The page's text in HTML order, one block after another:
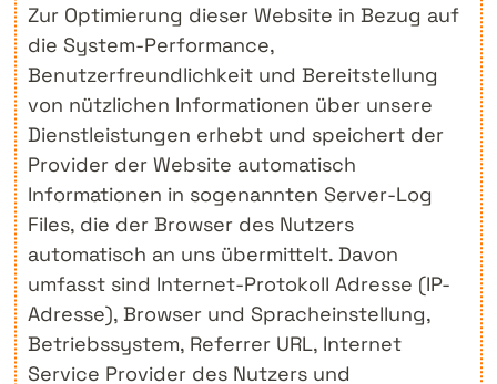
Zur Optimierung dieser Website in Bezug auf
die System-Performance,
Benutzerfreundlichkeit und Bereitstellung
von nützlichen Informationen über unsere
Dienstleistungen erhebt und speichert der
Provider der Website automatisch
Informationen in sogenannten Server-Log
Files, die der Browser des Nutzers
automatisch an uns übermittelt. Davon
umfasst sind Internet-Protokoll Adresse (IP-
Adresse), Browser und Spracheinstellung,
Betriebssystem, Referrer URL, Internet
Service Provider des Nutzers und